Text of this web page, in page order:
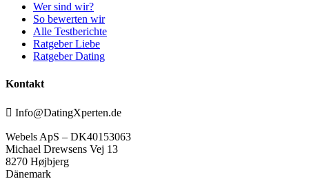
Wer sind wir?
So bewerten wir
Alle Testberichte
Ratgeber Liebe
Ratgeber Dating
Kontakt
Info@DatingXperten.de
Webels ApS – DK40153063
Michael Drewsens Vej 13
8270 Højbjerg
Dänemark